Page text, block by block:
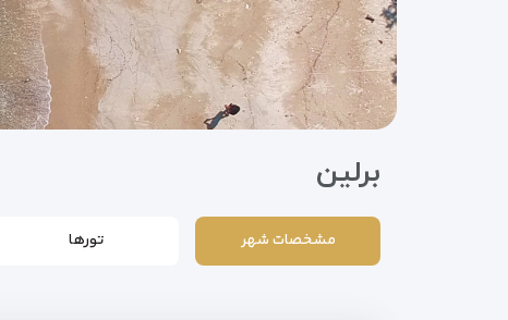
برلین
مشخصات شهر تورها